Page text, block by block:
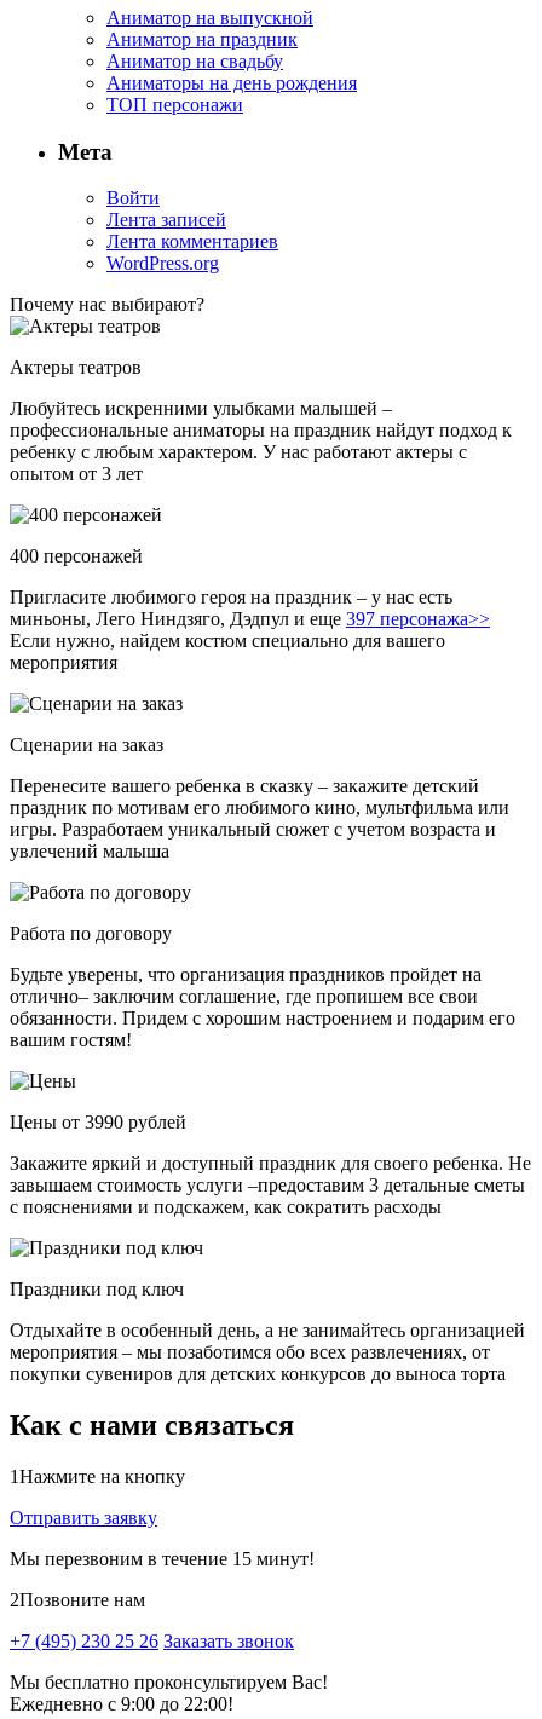
Аниматор на выпускной
Аниматор на праздник
Аниматор на свадьбу
Аниматоры на день рождения
ТОП персонажи
Мета
Войти
Лента записей
Лента комментариев
WordPress.org
Почему нас выбирают?
Актеры театров
Любуйтесь искренними улыбками малышей –
профессиональные аниматоры на праздник найдут подход к
ребенку с любым характером. У нас работают актеры с
опытом от 3 лет
400 персонажей
Пригласите любимого героя на праздник – у нас есть
миньоны, Лего Ниндзяго, Дэдпул и еще 397 персонажа>>
Если нужно, найдем костюм специально для вашего
мероприятия
Сценарии на заказ
Перенесите вашего ребенка в сказку – закажите детский
праздник по мотивам его любимого кино, мультфильма или
игры. Разработаем уникальный сюжет с учетом возраста и
увлечений малыша
Работа по договору
Будьте уверены, что организация праздников пройдет на
отлично– заключим соглашение, где пропишем все свои
обязанности. Придем с хорошим настроением и подарим его
вашим гостям!
Цены от 3990 рублей
Закажите яркий и доступный праздник для своего ребенка. Не
завышаем стоимость услуги –предоставим 3 детальные сметы
с пояснениями и подскажем, как сократить расходы
Праздники под ключ
Отдыхайте в особенный день, а не занимайтесь организацией
мероприятия – мы позаботимся обо всех развлечениях, от
покупки сувениров для детских конкурсов до выноса торта
Как с нами связаться
1Нажмите на кнопку
Отправить заявку
Мы перезвоним в течение 15 минут!
2Позвоните нам
+7 (495) 230 25 26 Заказать звонок
Мы бесплатно проконсультируем Вас!
Ежедневно с 9:00 до 22:00!